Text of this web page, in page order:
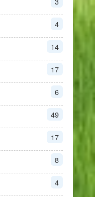
4
14
17
6
49
17
8
4